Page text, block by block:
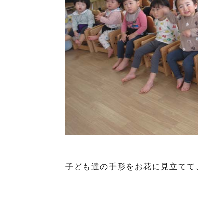
子ども達の手形をお花に見立て